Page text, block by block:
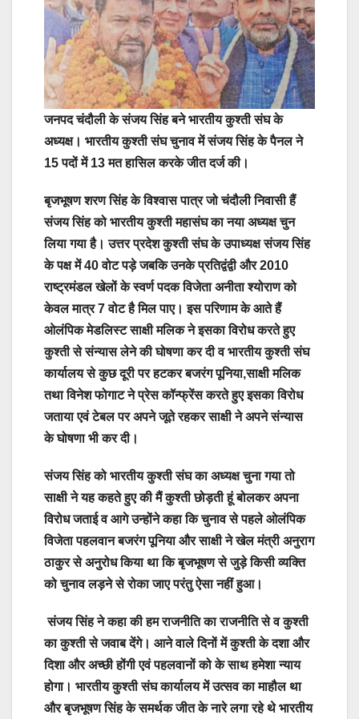
जनपद चंदौली के संजय सिंह बने भारतीय कुश्ती संघ के
अध्यक्ष। भारतीय कुश्ती संघ चुनाव में संजय सिंह के पैनल ने
15 पदों में 13 मत हासिल करके जीत दर्ज की।
बृजभूषण शरण सिंह के विश्वास पात्र जो चंदौली निवासी हैं
संजय सिंह को भारतीय कुश्ती महासंघ का नया अध्यक्ष चुन
लिया गया है। उत्तर प्रदेश कुश्ती संघ के उपाध्यक्ष संजय सिंह
के पक्ष में 40 वोट पड़े जबकि उनके प्रतिद्वंद्वी और 2010
राष्ट्रमंडल खेलों के स्वर्ण पदक विजेता अनीता श्योराण को
केवल मात्र 7 वोट है मिल पाए। इस परिणाम के आते हैं
ओलंपिक मेडलिस्ट साक्षी मलिक ने इसका विरोध करते हुए
कुश्ती से संन्यास लेने की घोषणा कर दी व भारतीय कुश्ती संघ
कार्यालय से कुछ दूरी पर हटकर बजरंग पूनिया,साक्षी मलिक
तथा विनेश फोगाट ने प्रेस कॉन्फ्रेंस करते हुए इसका विरोध
जताया एवं टेबल पर अपने जूते रहकर साक्षी ने अपने संन्यास
के घोषणा भी कर दी।
संजय सिंह को भारतीय कुश्ती संघ का अध्यक्ष चुना गया तो
साक्षी ने यह कहते हुए की मैं कुश्ती छोड़ती हूं बोलकर अपना
विरोध जताई व आगे उन्होंने कहा कि चुनाव से पहले ओलंपिक
विजेता पहलवान बजरंग पूनिया और साक्षी ने खेल मंत्री अनुराग
ठाकुर से अनुरोध किया था कि बृजभूषण से जुड़े किसी व्यक्ति
को चुनाव लड़ने से रोका जाए परंतु ऐसा नहीं हुआ।
संजय सिंह ने कहा की हम राजनीति का राजनीति से व कुश्ती
का कुश्ती से जवाब देंगे। आने वाले दिनों में कुश्ती के दशा और
दिशा और अच्छी होंगी एवं पहलवानों को के साथ हमेशा न्याय
होगा। भारतीय कुश्ती संघ कार्यालय में उत्सव का माहौल था
और बृजभूषण सिंह के समर्थक जीत के नारे लगा रहे थे भारतीय